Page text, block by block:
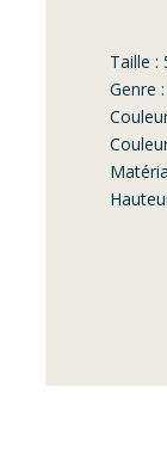
Taille :
Genre